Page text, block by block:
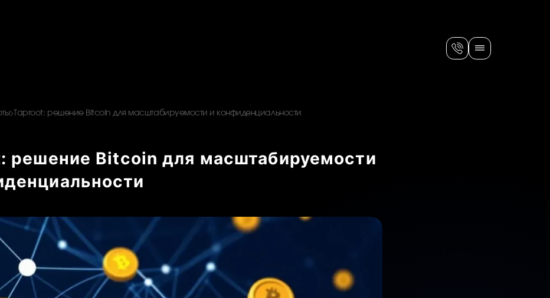
Taproot: решение Bitcoin для масштабируемости и конфиденциальности
решение Bitcoin для масштабируемости